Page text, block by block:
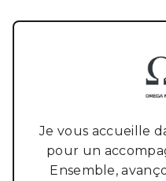
Je vous accueille
pour un
Ensemble,